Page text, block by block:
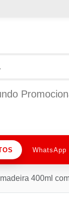
WhatsApp
400ml